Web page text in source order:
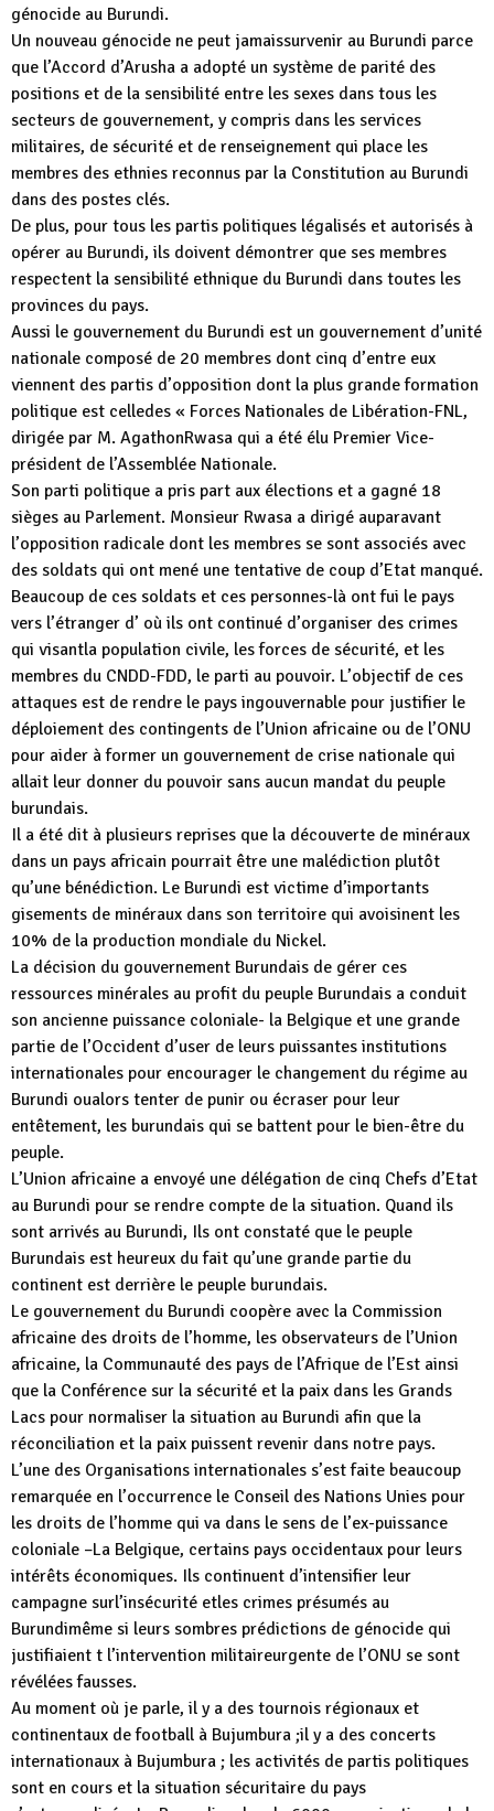
génocide au Burundi.
Un nouveau génocide ne peut jamaissurvenir au Burundi parce
que l’Accord d’Arusha a adopté un système de parité des
positions et de la sensibilité entre les sexes dans tous les
secteurs de gouvernement, y compris dans les services
militaires, de sécurité et de renseignement qui place les
membres des ethnies reconnus par la Constitution au Burundi
dans des postes clés.
De plus, pour tous les partis politiques légalisés et autorisés à
opérer au Burundi, ils doivent démontrer que ses membres
respectent la sensibilité ethnique du Burundi dans toutes les
provinces du pays.
Aussi le gouvernement du Burundi est un gouvernement d’unité
nationale composé de 20 membres dont cinq d’entre eux
viennent des partis d’opposition dont la plus grande formation
politique est celledes « Forces Nationales de Libération-FNL,
dirigée par M. AgathonRwasa qui a été élu Premier Vice-
président de l’Assemblée Nationale.
Son parti politique a pris part aux élections et a gagné 18
sièges au Parlement. Monsieur Rwasa a dirigé auparavant
l’opposition radicale dont les membres se sont associés avec
des soldats qui ont mené une tentative de coup d’Etat manqué.
Beaucoup de ces soldats et ces personnes-là ont fui le pays
vers l’étranger d’ où ils ont continué d’organiser des crimes
qui visantla population civile, les forces de sécurité, et les
membres du CNDD-FDD, le parti au pouvoir. L’objectif de ces
attaques est de rendre le pays ingouvernable pour justifier le
déploiement des contingents de l’Union africaine ou de l’ONU
pour aider à former un gouvernement de crise nationale qui
allait leur donner du pouvoir sans aucun mandat du peuple
burundais.
Il a été dit à plusieurs reprises que la découverte de minéraux
dans un pays africain pourrait être une malédiction plutôt
qu’une bénédiction. Le Burundi est victime d’importants
gisements de minéraux dans son territoire qui avoisinent les
10% de la production mondiale du Nickel.
La décision du gouvernement Burundais de gérer ces
ressources minérales au profit du peuple Burundais a conduit
son ancienne puissance coloniale- la Belgique et une grande
partie de l’Occident d’user de leurs puissantes institutions
internationales pour encourager le changement du régime au
Burundi oualors tenter de punir ou écraser pour leur
entêtement, les burundais qui se battent pour le bien-être du
peuple.
L’Union africaine a envoyé une délégation de cinq Chefs d’Etat
au Burundi pour se rendre compte de la situation. Quand ils
sont arrivés au Burundi, Ils ont constaté que le peuple
Burundais est heureux du fait qu’une grande partie du
continent est derrière le peuple burundais.
Le gouvernement du Burundi coopère avec la Commission
africaine des droits de l’homme, les observateurs de l’Union
africaine, la Communauté des pays de l’Afrique de l’Est ainsi
que la Conférence sur la sécurité et la paix dans les Grands
Lacs pour normaliser la situation au Burundi afin que la
réconciliation et la paix puissent revenir dans notre pays.
L’une des Organisations internationales s’est faite beaucoup
remarquée en l’occurrence le Conseil des Nations Unies pour
les droits de l’homme qui va dans le sens de l’ex-puissance
coloniale –La Belgique, certains pays occidentaux pour leurs
intérêts économiques. Ils continuent d’intensifier leur
campagne surl’insécurité etles crimes présumés au
Burundimême si leurs sombres prédictions de génocide qui
justifiaient t l’intervention militaireurgente de l’ONU se sont
révélées fausses.
Au moment où je parle, il y a des tournois régionaux et
continentaux de football à Bujumbura ;il y a des concerts
internationaux à Bujumbura ; les activités de partis politiques
sont en cours et la situation sécuritaire du pays